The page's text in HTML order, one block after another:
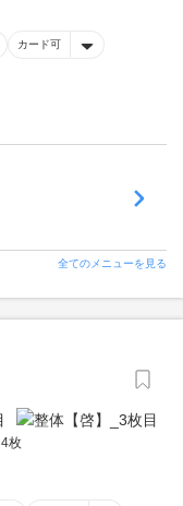
カード可
全てのメニューを見る
4枚